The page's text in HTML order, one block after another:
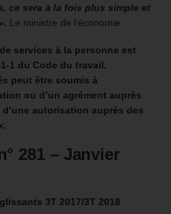
ce sera à la fois plus simple et
Le ministre de l’économie.
services à la personne est
1 du Code du travail.
peut être soumis à
ou d’un agrément auprès
autorisation auprès des
281 – Janvier
3T 2017/3T 2018